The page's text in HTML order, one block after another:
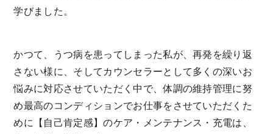
学びました。
かつて、うつ病を患ってしまった私が、再発を繰り返
さない様に、そしてカウンセラーとして多くの深いお
悩みに対応させていただく中で、体調の維持管理に努
め最高のコンディションでお仕事をさせていただくた
めに【自己肯定感】のケア・メンテナンス・充電は、